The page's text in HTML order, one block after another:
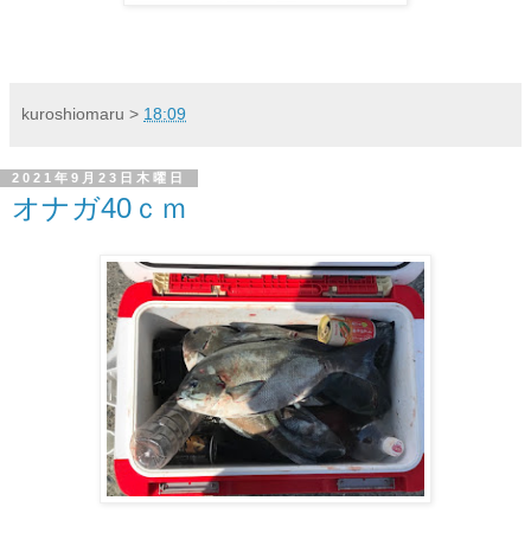
kuroshiomaru > 18:09
2021年9月23日木曜日
オナガ40ｃｍ